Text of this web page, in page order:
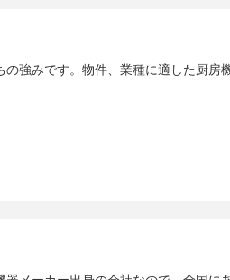
強みです。物件、業種に適した厨房